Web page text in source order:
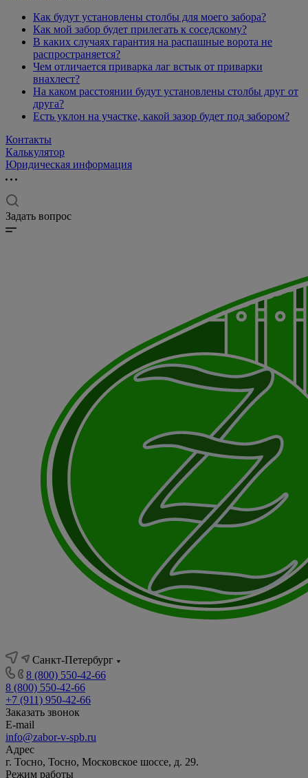
Как будут установлены столбы для моего забора?
Как мой забор будет прилегать к соседскому?
В каких случаях гарантия на распашные ворота не
распространяется?
Чем отличается приварка лаг встык от приварки
внахлест?
На каком расстоянии будут установлены столбы друг от
друга?
Есть уклон на участке, какой зазор будет под забором?
Контакты
Калькулятор
Юридическая информация
Задать вопрос
Санкт-Петербург
8 (800) 550-42-66
8 (800) 550-42-66
+7 (911) 950-42-66
Заказать звонок
E-mail
info@zabor-v-spb.ru
Адрес
г. Тосно, Тосно, Московское шоссе, д. 29.
Режим работы